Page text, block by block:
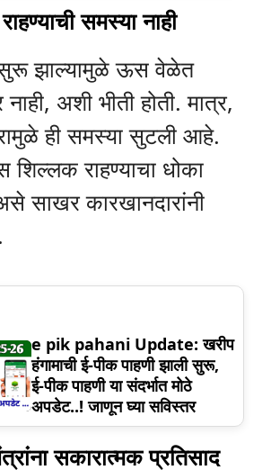
समस्या नाही
सुरू झाल्यामुळे ऊस वेळेत
अशी भीती होती. मात्र,
ही समस्या सुटली आहे.
शिल्लक राहण्याचा धोका
साखर कारखानदारांनी
e pik pahani Update: खरीप
हंगामाची ई-पीक पाहणी झाली सुरू,
ई-पीक पाहणी या संदर्भात मोठे
अपडेट..! जाणून घ्या सविस्तर
सकारात्मक प्रतिसाद